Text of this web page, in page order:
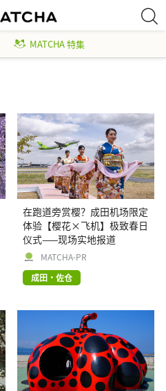
MATCHA 特集
在跑道旁赏樱？成田机场限定
体验【樱花×飞机】极致春日
仪式——现场实地报道
MATCHA-PR
成田・佐仓